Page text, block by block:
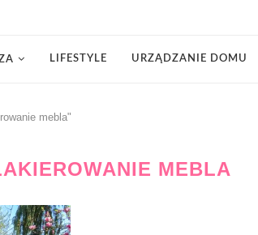
LIFESTYLE URZĄDZANIE DOMU
mebla"
MEBLA